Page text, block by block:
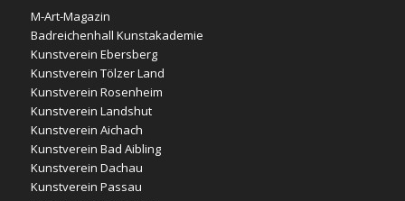
M-Art-Magazin
Badreichenhall Kunstakademie
Kunstverein Ebersberg
Kunstverein Tölzer Land
Kunstverein Rosenheim
Kunstverein Landshut
Kunstverein Aichach
Kunstverein Bad Aibling
Kunstverein Dachau
Kunstverein Passau